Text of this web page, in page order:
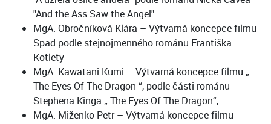
"And the Ass Saw the Angel"
MgA. Obročníková Klára – Výtvarná koncepce filmu
Spad podle stejnojmenného románu Františka
Kotlety
MgA. Kawatani Kumi – Výtvarná koncepce filmu „
The Eyes Of The Dragon “, podle části románu
Stephena Kinga „ The Eyes Of The Dragon“,
MgA. Miženko Petr – Výtvarná koncepce filmu